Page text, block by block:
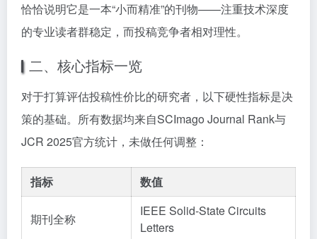
恰恰说明它是一本“小而精准”的刊物——注重技术深度
的专业读者群稳定，而投稿竞争者相对理性。
二、核心指标一览
对于打算评估投稿性价比的研究者，以下硬性指标是决
策的基础。所有数据均来自SCImago Journal Rank与
JCR 2025官方统计，未做任何调整：
指标 数值
期刊全称
IEEE Solid-State Circuits
Letters